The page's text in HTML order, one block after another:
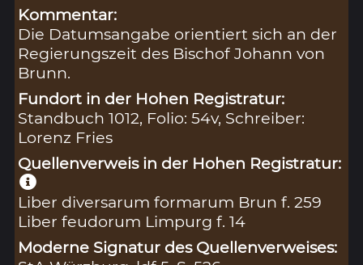
Kommentar:
Die Datumsangabe orientiert sich an der
Regierungszeit des Bischof Johann von
Brunn.
Fundort in der Hohen Registratur:
Standbuch 1012, Folio: 54v, Schreiber:
Lorenz Fries
Quellenverweis in der Hohen Registratur:
Liber diversarum formarum Brun f. 259
Liber feudorum Limpurg f. 14
Moderne Signatur des Quellenverweises: